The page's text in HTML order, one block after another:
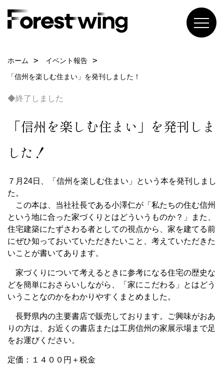
ホーム
イベント報告
「信州を楽しむ住まい」を発刊しました！
◆終了しました
「信州を楽しむ住まい」を発刊しま
した！
７月24日、「信州を楽しむ住まい」という本を発刊しまし
た。
この本は、当社社長である小澤仁が「私たちの住む信州
という地に合った家づくりとはどういうものか？」また、
住宅建築にたずさわる者としての視点から、家を建てる前
にぜひ知っておいていただきたいこと、考えていただきた
いことが書いてあります。
家づくりについて考えるときに参考になる住宅の歴史な
どを簡単におさらいしながら、「家にこだわる」とはどう
いうことなのかをわかりやすくまとめました。
長野県内の主要書店で販売しております。ご興味がおあ
りの方は、お近くの書店または工房信州の家展示場まで足
をお運びください。
定価：１４００円＋税金